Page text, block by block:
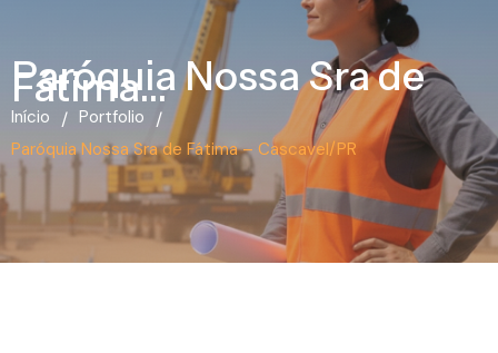
Paróquia Nossa Sra de
Fátima...
Início / Portfolio /
Paróquia Nossa Sra de Fátima – Cascavel/PR